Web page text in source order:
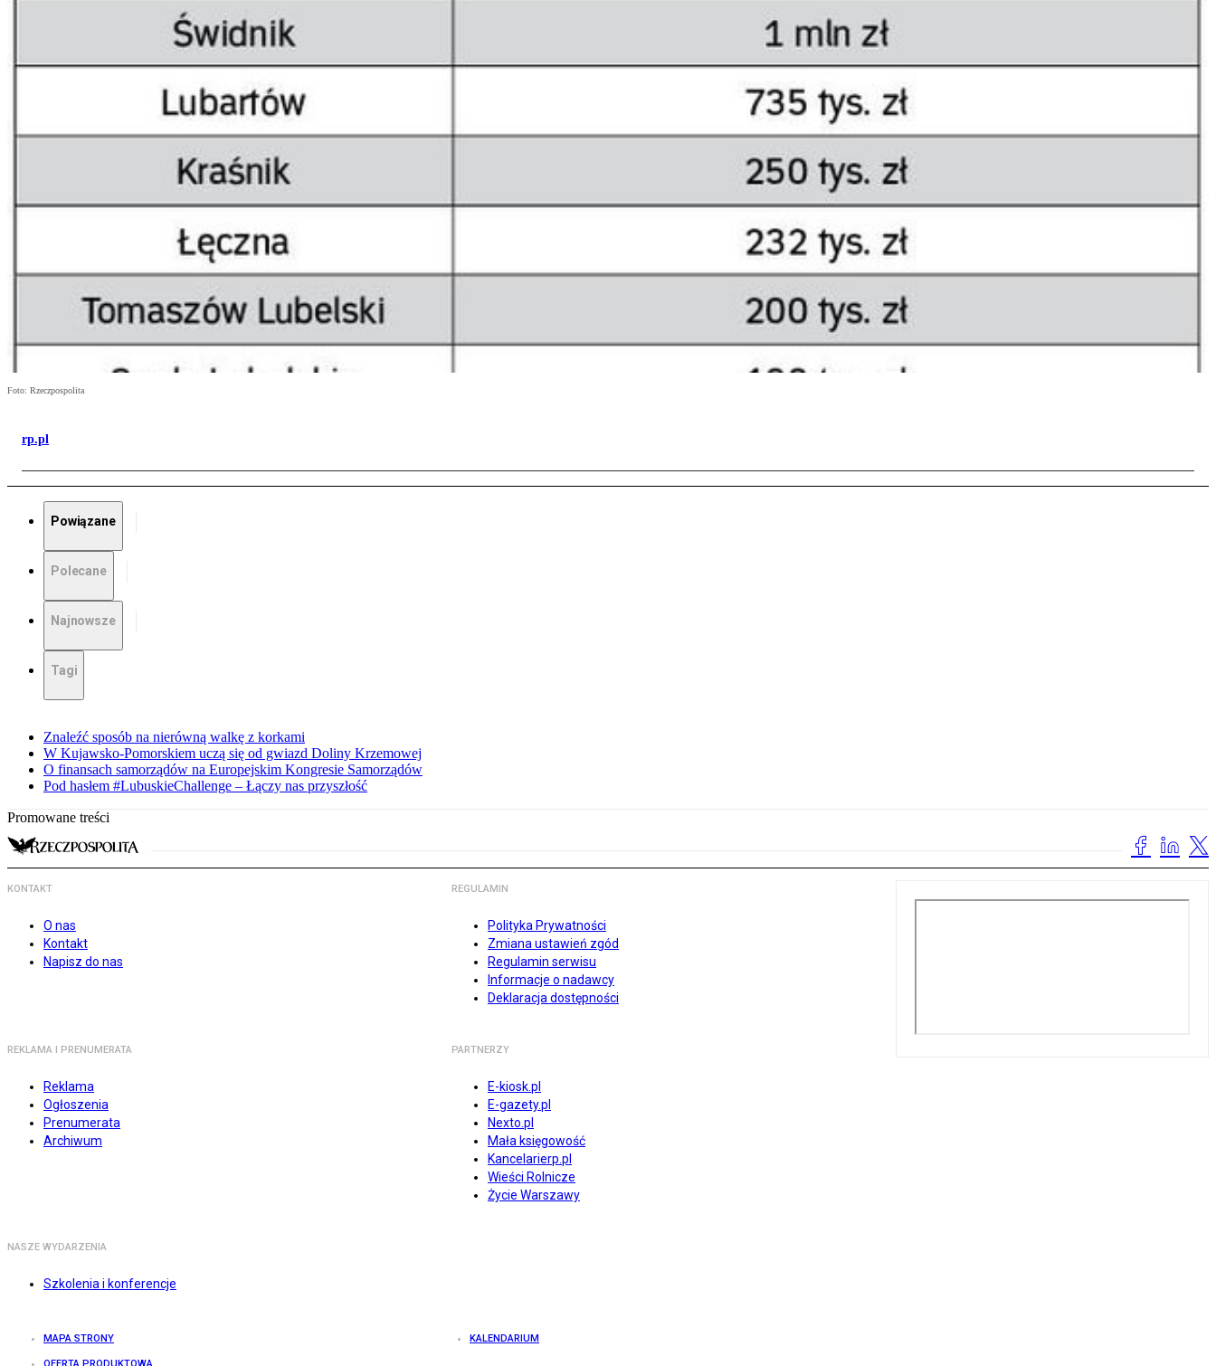
Foto: Rzeczpospolita
rp.pl
Powiązane
Polecane
Najnowsze
Tagi
Znaleźć sposób na nierówną walkę z korkami
W Kujawsko-Pomorskiem uczą się od gwiazd Doliny Krzemowej
O finansach samorządów na Europejskim Kongresie Samorządów
Pod hasłem #LubuskieChallenge – Łączy nas przyszłość
Promowane treści
KONTAKT
O nas
Kontakt
Napisz do nas
REGULAMIN
Polityka Prywatności
Zmiana ustawień zgód
Regulamin serwisu
Informacje o nadawcy
Deklaracja dostępności
REKLAMA I PRENUMERATA
Reklama
Ogłoszenia
Prenumerata
Archiwum
PARTNERZY
E-kiosk.pl
E-gazety.pl
Nexto.pl
Mała księgowość
Kancelarierp.pl
Wieści Rolnicze
Życie Warszawy
NASZE WYDARZENIA
Szkolenia i konferencje
MAPA STRONY KALENDARIUM